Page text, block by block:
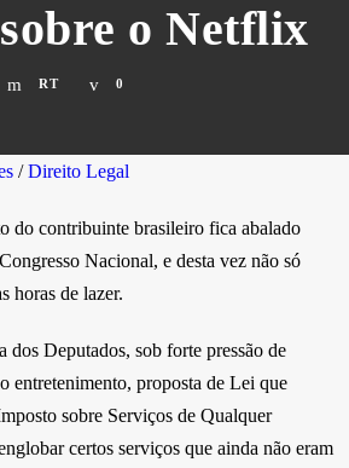
o Netflix
RT 0
/Direito Legal
do contribuinte brasileiro fica abalado
Nacional, e desta vez não só
horas de lazer.
dos Deputados, sob forte pressão de
entretenimento, proposta de Lei que
sobre Serviços de Qualquer
certos serviços que ainda não eram